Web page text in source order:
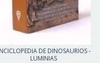
DE DINOSAURIOS -
LUMINIAS